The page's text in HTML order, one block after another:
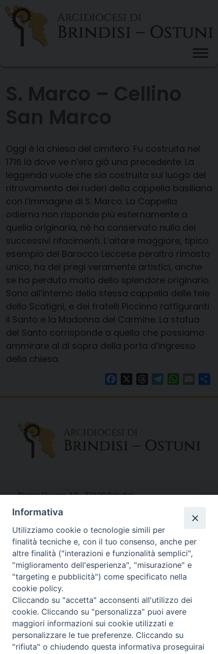
Skip
content
Oggi è la chiesa del cimitero. Fu costruita nel
1716 là dove ve n’era già una precedente. La
leggenda vuole che sia costruita sul luogo del
ritrovamento dei ruderi della cappella basiliana
con l’immagine di S. Marco. La Cappella
odierna non risponde più esternamente a
quella originaria, nè ha conservato nulla dei
successivi rifacimenti. L’altare maggiore, tipico
esempio del Barocco Leccese peraltro rimasto
unico, ha dei pregi veramente artistici, anche
se ha perduto molto dello splendore originario.
Sono all’interno della stessa cappella delle tele
dello Scatigni, e dei fratelli Piccinno raffiguranti
il Santo e la Madonna del Carmine. La statua
del Santo corrisponde a quella che possiamo
ammirare al di sopra della porta d’ingresso
della chiesa.
FacebookThreadsTelegram Email
Piazza Duomo, 12 - 72100 Brindisi
Tel 0831.521958
Fax 0831.528315
Orari Curia
Mar. / Mer. / Giov. ore 9 - 13
nei mesi estivi solo Martedì ore 9 - 13
WebMail
Informativa
Utilizziamo cookie o tecnologie simili per
finalità tecniche e, con il tuo consenso, anche per
altre finalità ("interazioni e funzionalità semplici",
"miglioramento dell'esperienza", "misurazione" e
"targeting e pubblicità") come specificato nella
cookie policy.
Cliccando su "accetta" acconsenti all'utilizzo dei
cookie. Cliccando su "personalizza" puoi avere
maggiori informazioni sui cookie utilizzati e
personalizzare le tue preferenze. Cliccando su
"rifiuta" o chiudendo questa informativa proseguirai